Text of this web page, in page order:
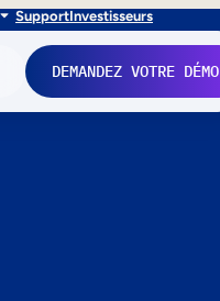
SupportInvestisseurs
DEMANDEZ VOTRE DÉMO